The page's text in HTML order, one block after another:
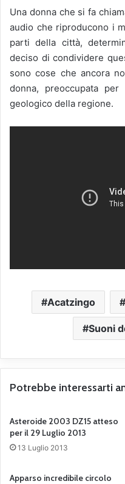
Una donna che si fa
audio che riproducono i
parti della città,
deciso di condividere
sono cose che ancora
donna, preoccupata per
geologico della regione.
Acatzingo
Suoni
Potrebbe interessarti
Asteroide 2003 DZ15 atteso
per il 29 Luglio 2013
13 Luglio 2013
Apparso incredibile circolo